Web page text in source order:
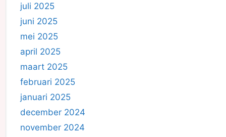
juli 2025
juni 2025
mei 2025
april 2025
maart 2025
februari 2025
januari 2025
december 2024
november 2024